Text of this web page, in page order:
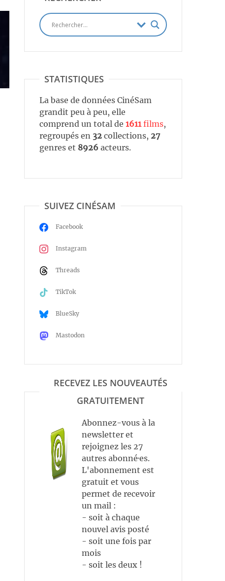
STATISTIQUES
La base de données CinéSam
grandit peu à peu, elle
comprend un total de 1611films,
regroupés en 32 collections, 27
genres et 8926 acteurs.
SUIVEZ CINÉSAM
Facebook
Instagram
Threads
TikTok
BlueSky
Mastodon
RECEVEZ LES NOUVEAUTÉS
GRATUITEMENT
Abonnez-vous à la
newsletter et
rejoignez les 27
autres abonné·es.
L'abonnement est
gratuit et vous
permet de recevoir
un mail :
- soit à chaque
nouvel avis posté
- soit une fois par
mois
- soit les deux !